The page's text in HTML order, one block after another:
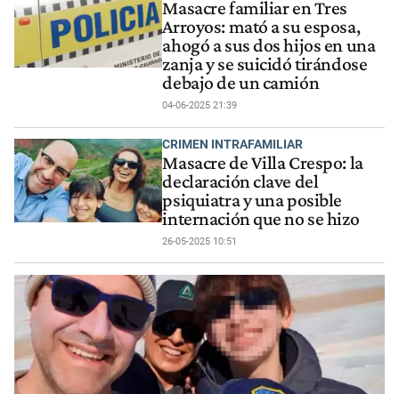
Masacre familiar en Tres
Arroyos: mató a su esposa,
ahogó a sus dos hijos en una
zanja y se suicidó tirándose
debajo de un camión
04-06-2025 21:39
CRIMEN INTRAFAMILIAR
Masacre de Villa Crespo: la
declaración clave del
psiquiatra y una posible
internación que no se hizo
26-05-2025 10:51